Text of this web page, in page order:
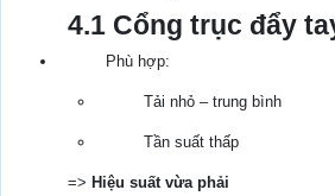
4.1 Cổng trục đẩy
Phù hợp:
Tải nhỏ – trung bình
Tần suất thấp
=> Hiệu suất vừa phải